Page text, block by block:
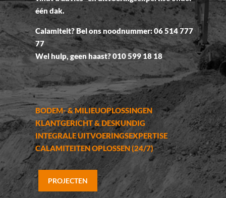
één dak.
Calamiteit? Bel ons noodnummer: 06 514 777
77
Wel hulp, geen haast? 010 599 18 18
BODEM- & MILIEUOPLOSSINGEN
KLANTGERICHT & DESKUNDIG
INTEGRALE UITVOERINGSEXPERTISE
CALAMITEITEN OPLOSSEN (24/7)
PROJECTEN